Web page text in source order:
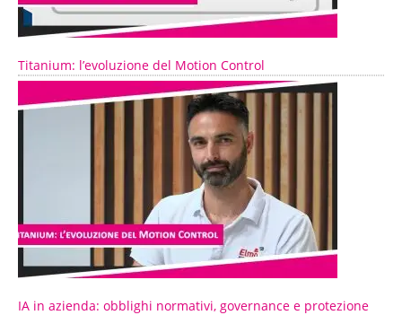
Titanium: l’evoluzione del Motion Control
IA in azienda: obblighi normativi, governance e protezione